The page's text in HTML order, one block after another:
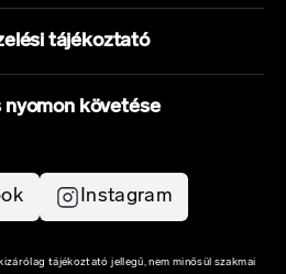
tájékoztató
nyomon követése
Instagram
tájékoztató jellegű, nem minősül szakmai